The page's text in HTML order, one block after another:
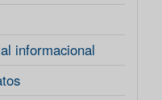
informacional